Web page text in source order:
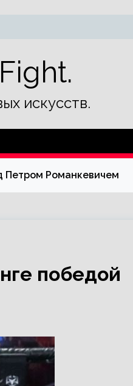
искусств.
Петром Романкевичем
победой